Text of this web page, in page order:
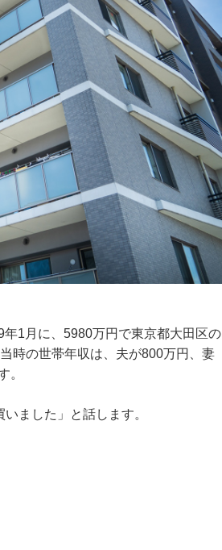
1月に、5980万円で東京都大田区の
時の世帯年収は、夫が800万円、妻
。
ました」と話します。